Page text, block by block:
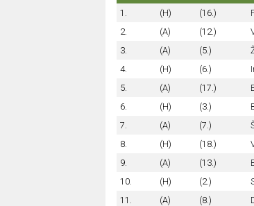
1.
(H) (16.)
2.
(A) (12.)
3.
(A) (5.)
4.
(H) (6.)
5.
(A) (17.)
6.
(H) (3.)
7.
(A) (7.)
8.
(H) (18.)
9.
(A) (13.)
10.
(H) (2.)
11.
(A) (8.)